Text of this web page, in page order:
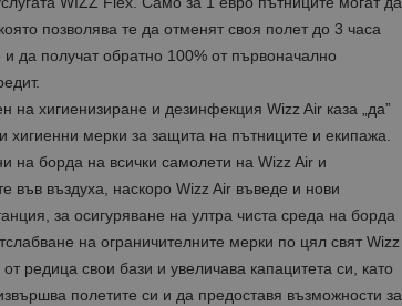
позволява те да отменят своя полет до 3 часа
да получат обратно 100% от първоначално
на хигиенизиране и дезинфекция Wizz Air каза „да”
хигиенни мерки за защита на пътниците и екипажа.
на борда на всички самолети на Wizz Air и
във въздуха, наскоро Wizz Air въведе и нови
за осигуряване на ултра чиста среда на борда
на ограничителните мерки по цял свят Wizz
редица свои бази и увеличава капацитета си, като
полетите си и да предоставя възможности за